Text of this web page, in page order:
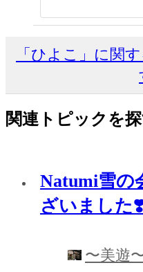
「ひよこ」に関
関連トピックを
Natumi雪の
ざいました
〜美遊